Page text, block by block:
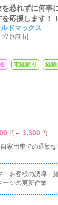
を恐れずに何事
を応援します！
職場を作りまし
も『県内最高値
先輩がご指導し
ルドマックス
/ 別府市]
未経験可 経験
円 ～ 1,300 円
家用車での通勤
・お客様の誘導・
ージの更新作業